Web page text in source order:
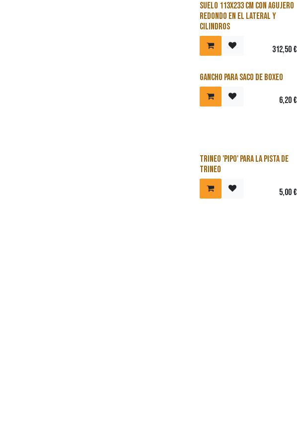
Suelo 113x233 cm con agujero
redondo en el lateral y
cilindros
312,50€
Gancho para saco de boxeo
6,20€
Trineo 'Pipo' para la pista de
trineo
5,00€